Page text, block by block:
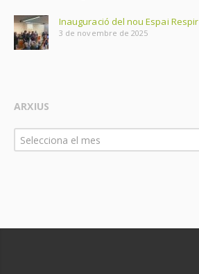
Inauguració del nou Espai Respir
3 de novembre de 2025
ARXIUS
Arxius
Selecciona el mes